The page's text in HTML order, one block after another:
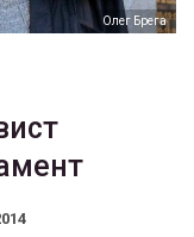
Олег Брега